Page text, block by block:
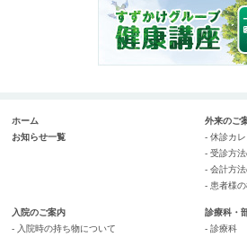
ホーム
お知らせ一覧
外来のご
- 休診カ
- 受診方
- 会計方
- 患者様
入院のご案内
- 入院時の持ち物について
診療科・
- 診療科